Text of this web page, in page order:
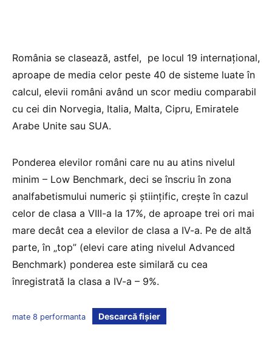
România se clasează, astfel, pe locul 19 internațional,
aproape de media celor peste 40 de sisteme luate în
calcul, elevii români având un scor mediu comparabil
cu cei din Norvegia, Italia, Malta, Cipru, Emiratele
Arabe Unite sau SUA.
Ponderea elevilor români care nu au atins nivelul
minim – Low Benchmark, deci se înscriu în zona
analfabetismului numeric și științific, crește în cazul
celor de clasa a VIII-a la 17%, de aproape trei ori mai
mare decât cea a elevilor de clasa a IV-a. Pe de altă
parte, în „top” (elevi care ating nivelul Advanced
Benchmark) ponderea este similară cu cea
înregistrată la clasa a IV-a – 9%.
mate 8 performanta Descarcă fișier